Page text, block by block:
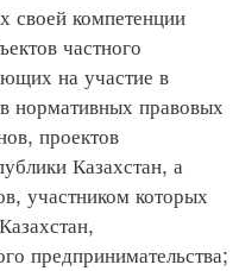
компетенции
частного
на участие в
нормативных правовых
проектов
Казахстан, а
участником которых
предпринимательства;